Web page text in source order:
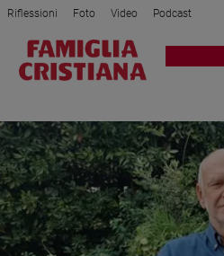
Attualità
Politica
Mondo
Economia
Legalità
e
giustizia
Riflessioni Foto Video Podcast
Privacy Policy Chi siamo
Registrati Redazione